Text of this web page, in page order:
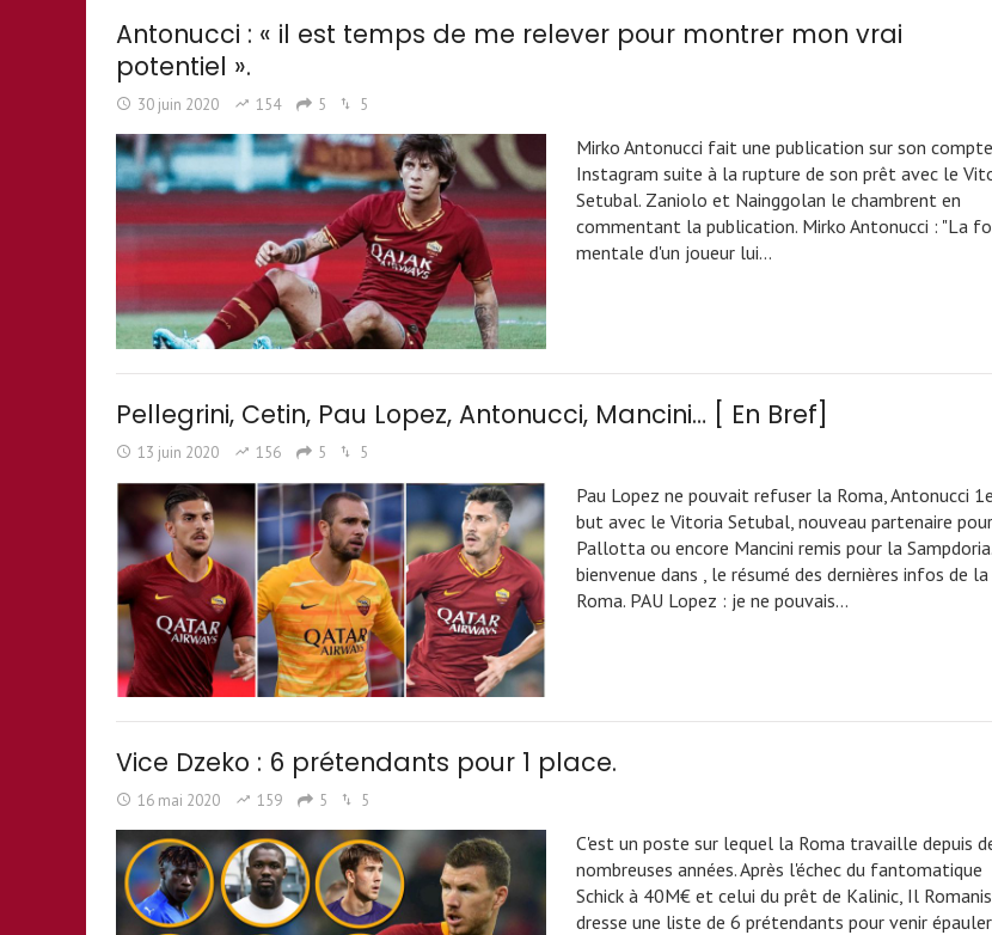
Antonucci : « il est temps de me relever pour montrer mon vrai
potentiel ».
30 juin 2020 154 5 5
Mirko Antonucci fait une publication sur son compte
Instagram suite à la rupture de son prêt avec le
Setubal. Zaniolo et Nainggolan le chambrent en
commentant la publication. Mirko Antonucci : "La
mentale d'un joueur lui…
Pellegrini, Cetin, Pau Lopez, Antonucci, Mancini… [ En Bref]
13 juin 2020 156 5 5
Pau Lopez ne pouvait refuser la Roma, Antonucci
but avec le Vitoria Setubal, nouveau partenaire pour
Pallotta ou encore Mancini remis pour la
bienvenue dans , le résumé des dernières infos de la
Roma. PAU Lopez : je ne pouvais…
Vice Dzeko : 6 prétendants pour 1 place.
16 mai 2020 159 5 5
C'est un poste sur lequel la Roma travaille depuis
nombreuses années. Après l'échec du fantomatique
Schick à 40M€ et celui du prêt de Kalinic, Il
dresse une liste de 6 prétendants pour venir épauler